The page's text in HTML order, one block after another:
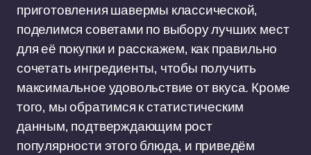
приготовления шавермы классической,
поделимся советами по выбору лучших мест
для её покупки и расскажем, как правильно
сочетать ингредиенты, чтобы получить
максимальное удовольствие от вкуса. Кроме
того, мы обратимся к статистическим
данным, подтверждающим рост
популярности этого блюда, и приведём